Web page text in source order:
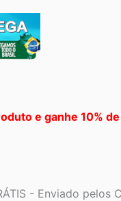
e ganhe 10%
- Enviado pelos